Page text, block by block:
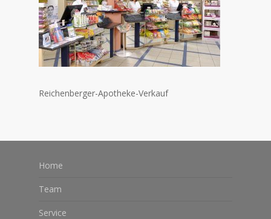
Reichenberger-Apotheke-Verkauf
Home
Team
Service